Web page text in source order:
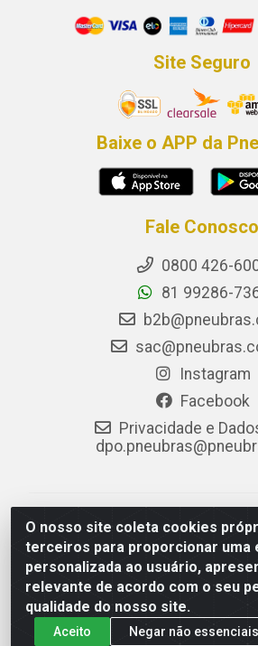
O nosso site coleta cookies
terceiros para proporcionar uma
personalizada ao usuário,
relevante de acordo com o seu
qualidade do nosso site.
Aceito Negar não essenciais
Site Seguro
Baixe o APP da
Fale Conosco
0800 426-
81 99286-
Instagram
Facebook
Privacidade e
PneuBras - Rodovia BR-101, KM
Jaboatão dos Guararapes/PE - CEP
08.678.386/0001-05 - Pneubras
Ltda